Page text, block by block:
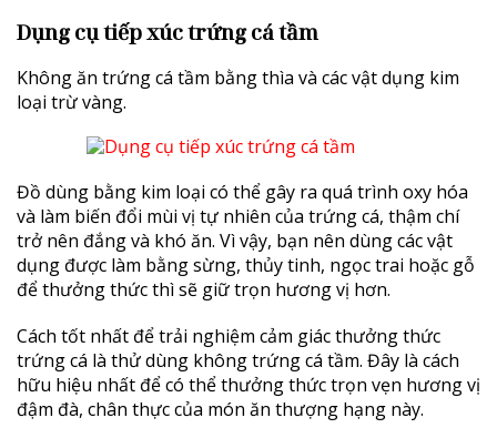
Dụng cụ tiếp xúc trứng cá tầm
Không ăn trứng cá tầm bằng thìa và các vật dụng kim
loại trừ vàng.
Đồ dùng bằng kim loại có thể gây ra quá trình oxy hóa
và làm biến đổi mùi vị tự nhiên của trứng cá, thậm chí
trở nên đắng và khó ăn. Vì vậy, bạn nên dùng các vật
dụng được làm bằng sừng, thủy tinh, ngọc trai hoặc gỗ
để thưởng thức thì sẽ giữ trọn hương vị hơn.
Cách tốt nhất để trải nghiệm cảm giác thưởng thức
trứng cá là thử dùng không trứng cá tầm. Đây là cách
hữu hiệu nhất để có thể thưởng thức trọn vẹn hương vị
đậm đà, chân thực của món ăn thượng hạng này.